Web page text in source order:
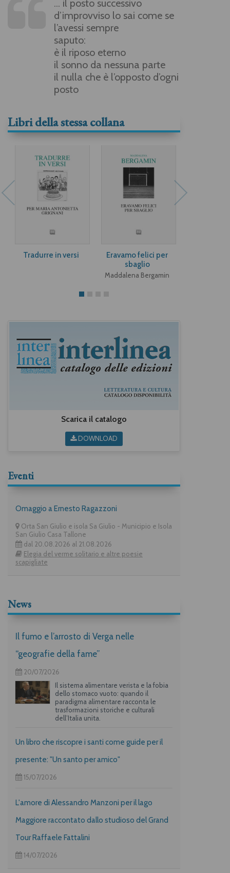
... il posto successivo
d’improvviso lo sai come se
l’avessi sempre
saputo:
è il riposo eterno
il sonno da nessuna parte
il nulla che è l’opposto d’ogni
posto
Libri della stessa collana
Tradurre in versi
Eravamo felici per
sbaglio
Maddalena Bergamin
Scarica il catalogo
DOWNLOAD
Eventi
Omaggio a Ernesto Ragazzoni
Orta San Giulio e isola Sa Giulio - Municipio e Isola
San Giulio Casa Tallone
dal 20.08.2026 al 21.08.2026
Elegia del verme solitario e altre poesie
scapigliate
News
Il fumo e l’arrosto di Verga nelle
“geografie della fame”
20/07/2026
Il sistema alimentare verista e la fobia
dello stomaco vuoto: quando il
paradigma alimentare racconta le
trasformazioni storiche e culturali
dell’Italia unita.
Un libro che riscopre i santi come guide per il
presente: "Un santo per amico"
15/07/2026
L'amore di Alessandro Manzoni per il lago
Maggiore raccontato dallo studioso del Grand
Tour Raffaele Fattalini
14/07/2026